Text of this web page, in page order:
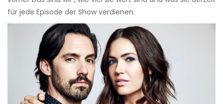
für jede Episode der Show verdienen.